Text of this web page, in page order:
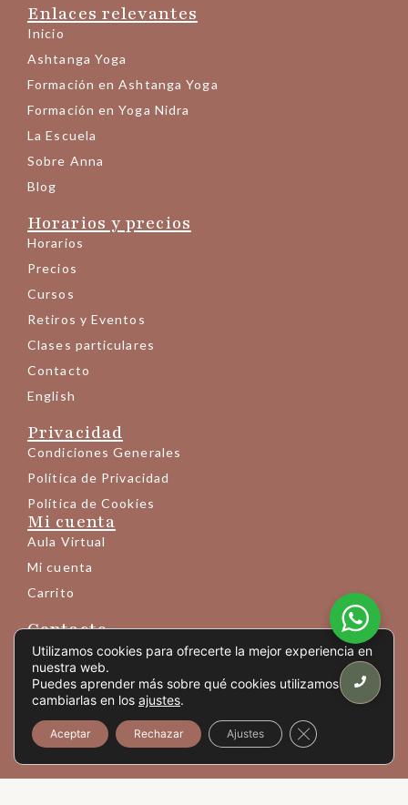
Enlaces relevantes
Inicio
Ashtanga Yoga
Formación en Ashtanga Yoga
Formación en Yoga Nidra
La Escuela
Sobre Anna
Blog
Horarios y precios
Horarios
Precios
Cursos
Retiros y Eventos
Clases particulares
Contacto
English
Privacidad
Condiciones Generales
Política de Privacidad
Política de Cookies
Mi cuenta
Aula Virtual
Mi cuenta
Carrito
Contacto
+34 683 145 189
info@yogaprem.eu
Avda. Mistral 10 - entresuelo 6ª
(Código vídeoportero: picar "206+OK")
Utilizamos cookies para ofrecerte la mejor experiencia en
nuestra web.
Puedes aprender más sobre qué cookies utilizamos o
cambiarlas en los ajustes.
Aceptar Rechazar Ajustes Cerrar el banner